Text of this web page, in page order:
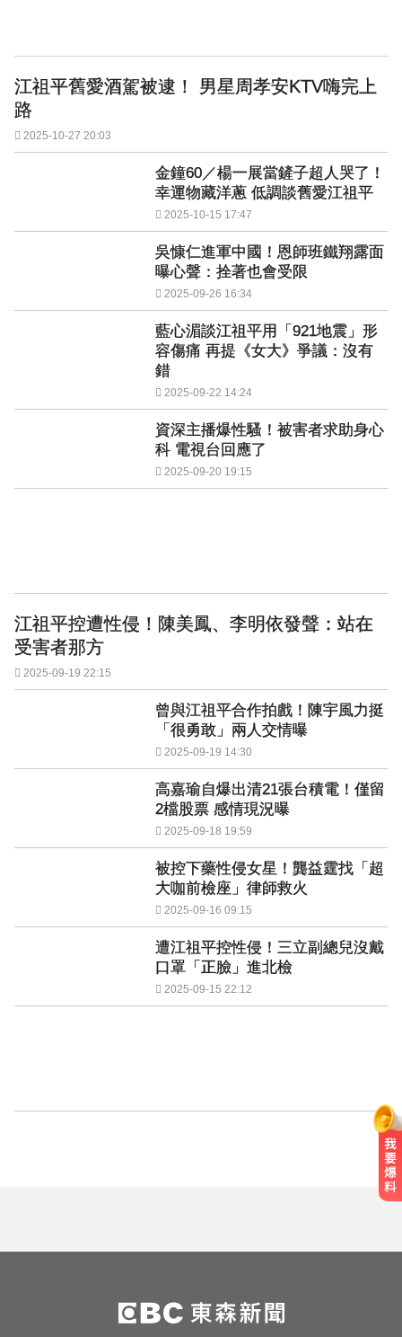
江祖平舊愛酒駕被逮！ 男星周孝安KTV嗨完上
路
2025-10-27 20:03
金鐘60／楊一展當鏟子超人哭了！
幸運物藏洋蔥 低調談舊愛江祖平
2025-10-15 17:47
吳慷仁進軍中國！恩師班鐵翔露面
曝心聲：拴著也會受限
2025-09-26 16:34
藍心湄談江祖平用「921地震」形
容傷痛 再提《女大》爭議：沒有
錯
2025-09-22 14:24
資深主播爆性騷！被害者求助身心
科 電視台回應了
2025-09-20 19:15
江祖平控遭性侵！陳美鳳、李明依發聲：站在
受害者那方
2025-09-19 22:15
曾與江祖平合作拍戲！陳宇風力挺
「很勇敢」兩人交情曝
2025-09-19 14:30
高嘉瑜自爆出清21張台積電！僅留
2檔股票 感情現況曝
2025-09-18 19:59
被控下藥性侵女星！龔益霆找「超
大咖前檢座」律師救火
2025-09-16 09:15
遭江祖平控性侵！三立副總兒沒戴
口罩「正臉」進北檢
2025-09-15 22:12